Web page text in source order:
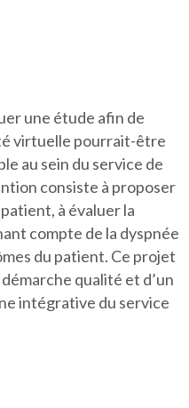
une étude afin de
virtuelle pourrait-être
au sein du service de
consiste à proposer
à évaluer la
compte de la dyspnée
du patient. Ce projet
qualité et d’un
intégrative du service